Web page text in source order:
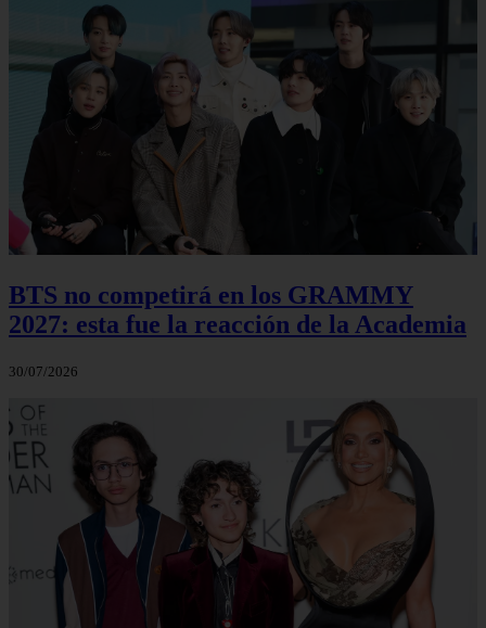
BTS no competirá en los GRAMMY
2027: esta fue la reacción de la Academia
30/07/2026